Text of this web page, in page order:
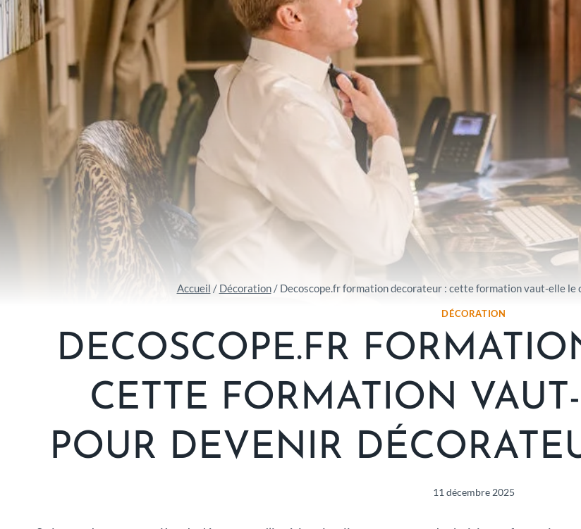
Accueil / Décoration / Decoscope.fr formation decorateur : cette formation vaut-elle le
DÉCORATION
DECOSCOPE.FR
CETTE FORMATION
POUR DEVENIR
11 décembre 2025